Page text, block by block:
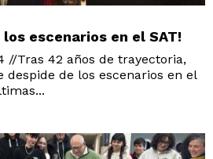
escenarios en el SAT!
//Tras 42 años de trayectoria,
despide de los escenarios en el